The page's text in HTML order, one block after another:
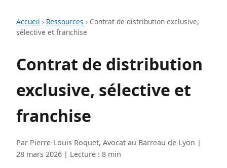
Accueil › Ressources › Contrat de distribution exclusive,
sélective et franchise
Contrat de distribution
exclusive, sélective et
franchise
Par Pierre-Louis Roquet, Avocat au Barreau de Lyon |
28 mars 2026 | Lecture : 8 min